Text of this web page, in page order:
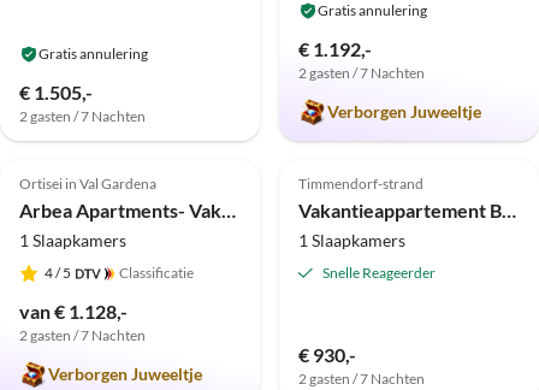
Gratis annulering
€ 1.505,-
2 gasten / 7 Nachten
Gratis annulering
€ 1.192,-
2 gasten / 7 Nachten
Verborgen Juweeltje
Advertentie
5.0 (16)
Ortisei in Val Gardena
Arbea Apartments- Vakantieappartement Avëina
1 Slaapkamers
4/ 5 Classificatie
van € 1.128,-
2 gasten / 7 Nachten
Verborgen Juweeltje
Advertentie
5.0 (13)
Timmendorf-strand
Vakantieappartement Baltische Zeezon in het strandsteegje
1 Slaapkamers
Snelle Reageerder
€ 930,-
2 gasten / 7 Nachten